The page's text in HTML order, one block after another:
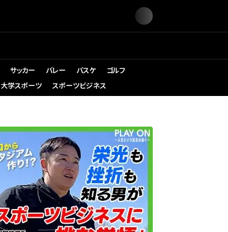
サッカー バレー バスケ
ゴルフ
大学スポーツ スポーツビジネス